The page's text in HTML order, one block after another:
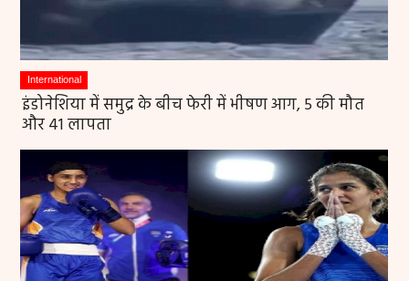
International
इंडोनेशिया में समुद्र के बीच फेरी में भीषण आग, 5 की मौत
और 41 लापता